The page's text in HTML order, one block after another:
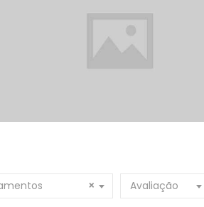
× Avaliação